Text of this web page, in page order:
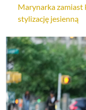
Marynarka zamiast
stylizację jesienną